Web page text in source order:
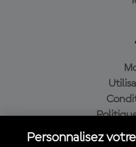
Personnalisez